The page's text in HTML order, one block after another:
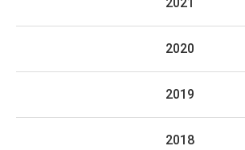
2020
2019
2018